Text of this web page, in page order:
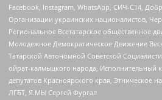
Facebook, Instagram, WhatsApp, СИЧ-С14,
Организации украинских националистов,
Региональное Всетатарское общественное
Молодежное Демократическое Движение
Татарской Автономной Советской
ойрат-калмыцкого народа, Исполнительный
депутатов Красноярского края, Этническое
ЛГБТ, Я.МЫ Сергей Фургал